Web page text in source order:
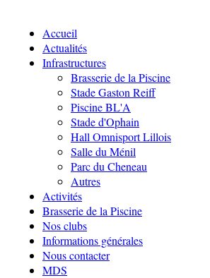
Accueil
Actualités
Infrastructures
Brasserie de la Piscine
Stade Gaston Reiff
Piscine BL'A
Stade d'Ophain
Hall Omnisport Lillois
Salle du Ménil
Parc du Cheneau
Autres
Activités
Brasserie de la Piscine
Nos clubs
Informations générales
Nous contacter
MDS